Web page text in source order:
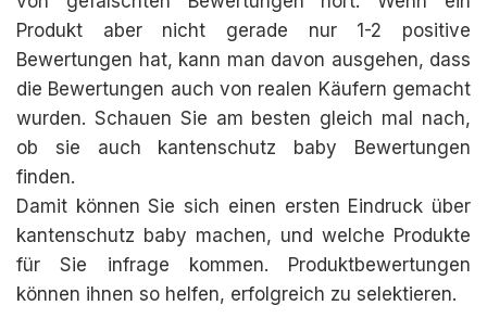
Produkt aber nicht gerade nur 1-2 positive
Bewertungen hat, kann man davon ausgehen, dass
die Bewertungen auch von realen Käufern gemacht
wurden. Schauen Sie am besten gleich mal nach,
ob sie auch kantenschutz baby Bewertungen
finden.
Damit können Sie sich einen ersten Eindruck über
kantenschutz baby machen, und welche Produkte
für Sie infrage kommen. Produktbewertungen
können ihnen so helfen, erfolgreich zu selektieren.